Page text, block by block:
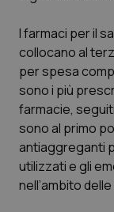
I farmaci per il
collocano al
per spesa
sono i più
farmacie,
sono al primo
antiaggreganti
utilizzati e gli
nell’ambito